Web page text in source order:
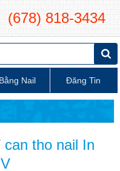
(678) 818-3434
Bằng Nail Đăng Tin
can tho nail In